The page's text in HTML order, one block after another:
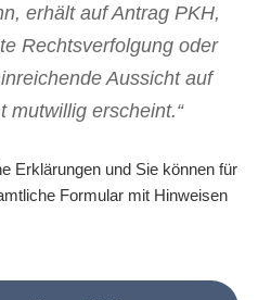
erhält auf Antrag PKH,
Rechtsverfolgung oder
Aussicht auf
mutwillig erscheint.“
Erklärungen und Sie können für
Formular mit Hinweisen